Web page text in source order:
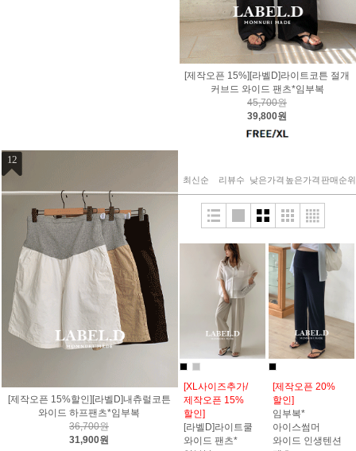
[제작오픈 15%][라벨D]라이트코튼 절개
커브드 와이드 팬츠*임부복
45,700원
39,800원
12
[제작오픈 15%할인][라벨D]내츄럴코튼
와이드 하프팬츠*임부복
36,700원
31,900원
최신순 리뷰수 낮은가격 높은가격판매순위
[XL사이즈추가/
제작오픈 15%
할인]
[라벨D]라이트쿨
와이드 팬츠*
[제작오픈 20%
할인]
임부복*
아이스썸머
와이드 인생텐션